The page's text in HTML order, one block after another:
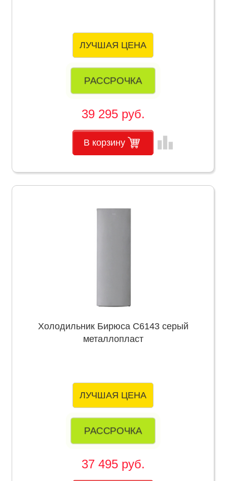
ЛУЧШАЯ ЦЕНА
РАССРОЧКА
39 295 руб.
В корзину leaderboard
Холодильник Бирюса C6143 серый
металлопласт
ЛУЧШАЯ ЦЕНА
РАССРОЧКА
37 495 руб.